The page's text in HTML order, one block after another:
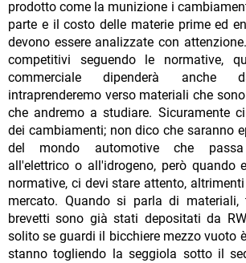
prodotto come la munizione i
parte e il costo delle materie prime ed
devono essere analizzate con
competitivi seguendo le normative,
commerciale dipenderà
intraprenderemo verso materiali che
che andremo a studiare. Sicuramente
dei cambiamenti; non dico che saranno
del mondo automotive che passa
all'elettrico o all'idrogeno, però quando
normative, ci devi stare attento,
mercato. Quando si parla di
brevetti sono già stati depositati da
solito se guardi il bicchiere mezzo vuoto
stanno togliendo la seggiola sotto il